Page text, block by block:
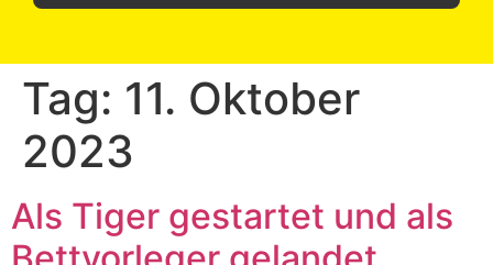
Tag: 11. Oktober
2023
Als Tiger gestartet und als